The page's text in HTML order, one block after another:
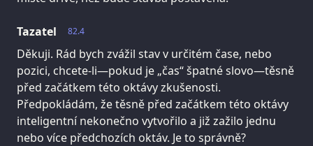
82.4
Tazatel
Děkuji. Rád bych zvážil stav v určitém čase, nebo
pozici, chcete-li—pokud je „čas“ špatné slovo—těsně
před začátkem této oktávy zkušenosti.
Předpokládám, že těsně před začátkem této oktávy
inteligentní nekonečno vytvořilo a již zažilo jednu
nebo více předchozích oktáv. Je to správně?